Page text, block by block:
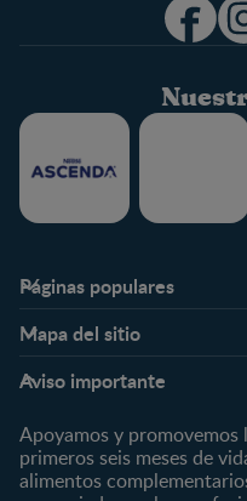
Páginas populares
Expertos en Nutrición
Preguntas Frecuentes
¿Quiénes somos?
Marcas y productos
Mapa del sitio
Preconcepción
Embarazo
Posparto
0 a 4 meses
Aviso importante
Apoyamos y
primeros seis meses de
alimentos